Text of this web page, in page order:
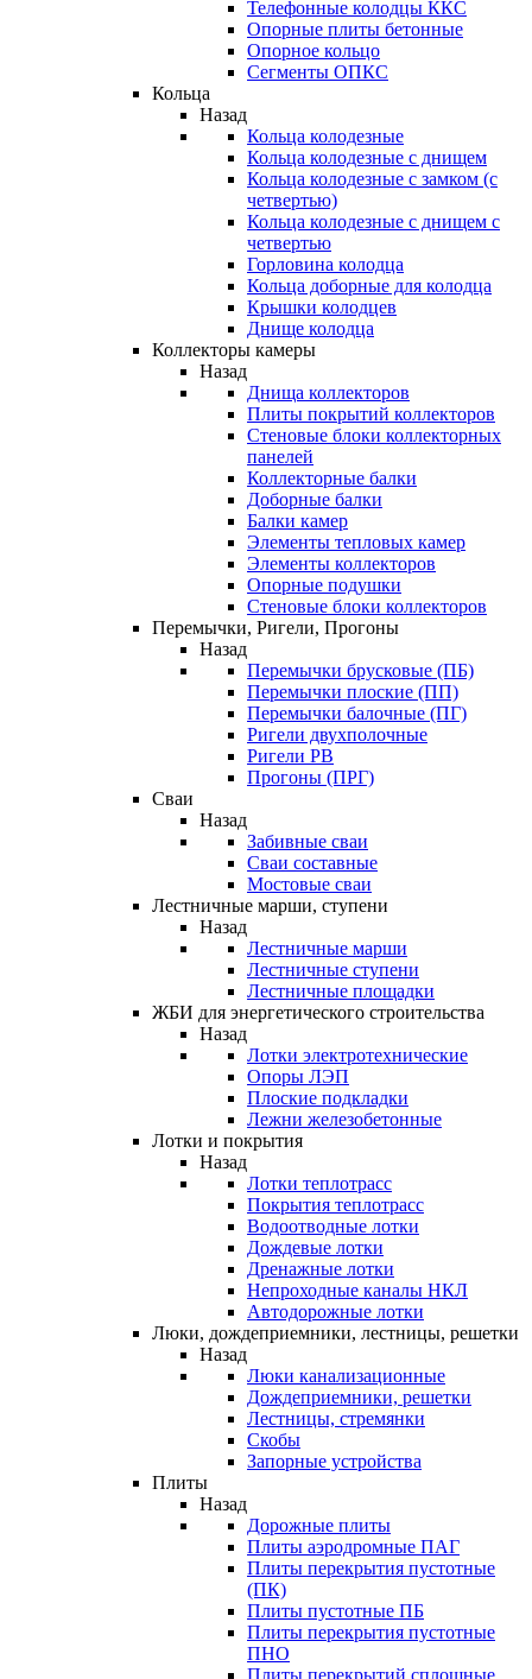
Телефонные колодцы ККС
Опорные плиты бетонные
Опорное кольцо
Сегменты ОПКС
Кольца
Назад
Кольца колодезные
Кольца колодезные с днищем
Кольца колодезные с замком (с
четвертью)
Кольца колодезные с днищем с
четвертью
Горловина колодца
Кольца доборные для колодца
Крышки колодцев
Днище колодца
Коллекторы камеры
Назад
Днища коллекторов
Плиты покрытий коллекторов
Стеновые блоки коллекторных
панелей
Коллекторные балки
Доборные балки
Балки камер
Элементы тепловых камер
Элементы коллекторов
Опорные подушки
Стеновые блоки коллекторов
Перемычки, Ригели, Прогоны
Назад
Перемычки брусковые (ПБ)
Перемычки плоские (ПП)
Перемычки балочные (ПГ)
Ригели двухполочные
Ригели РВ
Прогоны (ПРГ)
Сваи
Назад
Забивные сваи
Сваи составные
Мостовые сваи
Лестничные марши, ступени
Назад
Лестничные марши
Лестничные ступени
Лестничные площадки
ЖБИ для энергетического строительства
Назад
Лотки электротехнические
Опоры ЛЭП
Плоские подкладки
Лежни железобетонные
Лотки и покрытия
Назад
Лотки теплотрасс
Покрытия теплотрасс
Водоотводные лотки
Дождевые лотки
Дренажные лотки
Непроходные каналы НКЛ
Автодорожные лотки
Люки, дождеприемники, лестницы, решетки
Назад
Люки канализационные
Дождеприемники, решетки
Лестницы, стремянки
Скобы
Запорные устройства
Плиты
Назад
Дорожные плиты
Плиты аэродромные ПАГ
Плиты перекрытия пустотные
(ПК)
Плиты пустотные ПБ
Плиты перекрытия пустотные
ПНО
Плиты перекрытий сплошные